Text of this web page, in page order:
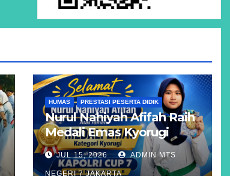
HUMAS PRESTASI PESERTA DIDIK
Nurul Nahiyah Afifah Raih
Medali Emas Kyorugi
pada KAPOLRI CUP 7
Tingkat Nasional Grade B
JUL 15, 2026 ADMIN MTS
NEGERI 7 JAKARTA